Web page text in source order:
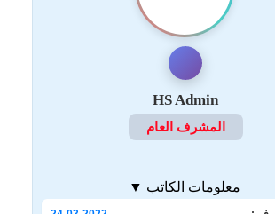
HS Admin
المشرف العام
معلومات الكاتب ▼